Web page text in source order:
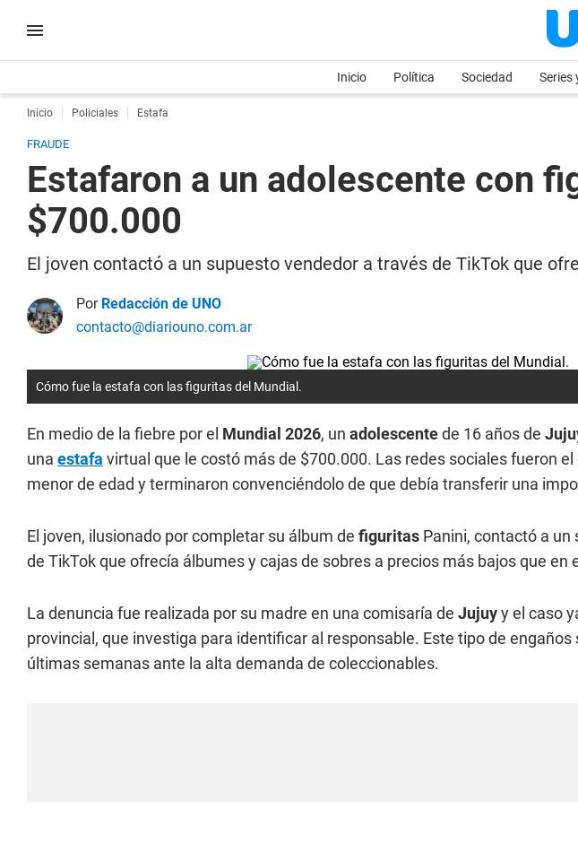
Inicio Política Sociedad Series
Inicio Policiales Estafa
FRAUDE
Estafaron a un adolescente con
$700.000
El joven contactó a un supuesto vendedor a través de TikTok que
Por Redacción de UNO
contacto@diariouno.com.ar
Cómo fue la estafa con las figuritas del Mundial.
En medio de la fiebre por el Mundial 2026, un adolescentede 16 años de
una estafa virtual que le costó más de $700.000. Las redes sociales fueron el
menor de edad y terminaron convenciéndolo de que debía transferir una
El joven, ilusionado por completar su álbum de figuritas Panini, contactó a
de TikTok que ofrecía álbumes y cajas de sobres a precios más bajos que en
La denuncia fue realizada por su madre en una comisaría de Jujuyy el caso
provincial, que investiga para identificar al responsable. Este tipo de
últimas semanas ante la alta demanda de coleccionables.